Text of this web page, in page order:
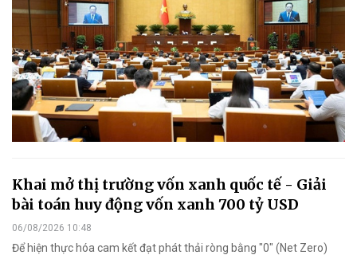
Khai mở thị trường vốn xanh quốc tế - Giải
bài toán huy động vốn xanh 700 tỷ USD
06/08/2026 10:48
Để hiện thực hóa cam kết đạt phát thải ròng bằng "0" (Net Zero)